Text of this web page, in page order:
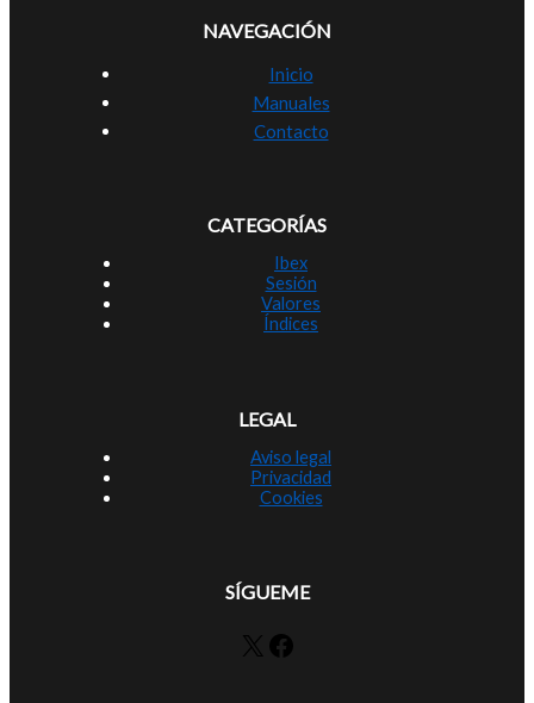
NAVEGACIÓN
Inicio
Manuales
Contacto
CATEGORÍAS
Ibex
Sesión
Valores
Índices
LEGAL
Aviso legal
Privacidad
Cookies
SÍGUEME
X Facebook